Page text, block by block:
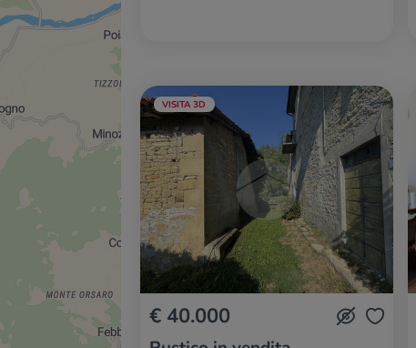
VISITA 3D
€ 40.000